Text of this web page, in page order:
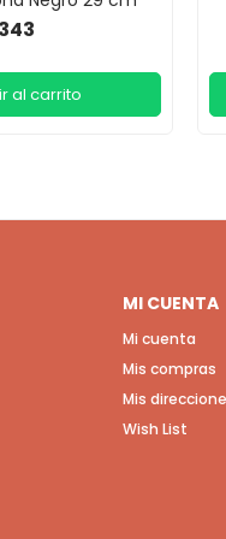
343
MI CUENTA
Mi cuenta
Mis compras
Mis
Wish List